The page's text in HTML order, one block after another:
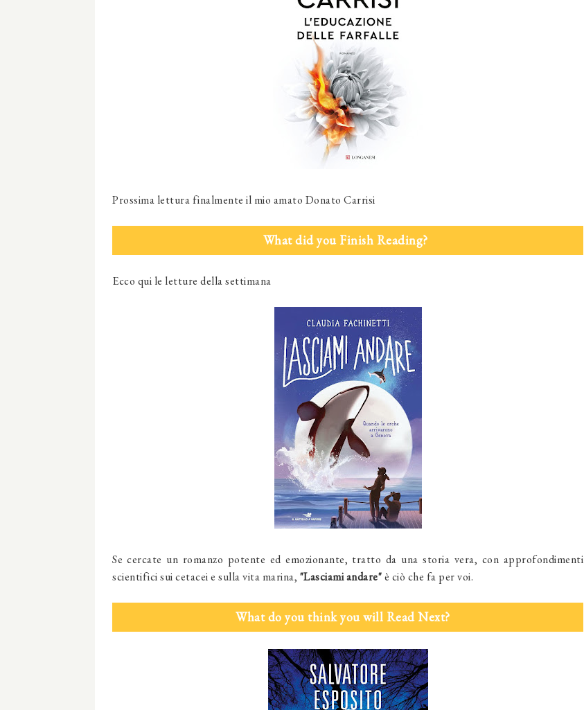
Prossima lettura finalmente il mio amato Donato Carrisi
What did you Finish Reading?
Ecco qui le letture della settimana
Se cercate un romanzo potente ed emozionante, tratto da una storia vera, con approfondimenti
scientifici sui cetacei e sulla vita marina, "Lasciami andare"è ciò che fa per voi.
What do you think you will Read Next?